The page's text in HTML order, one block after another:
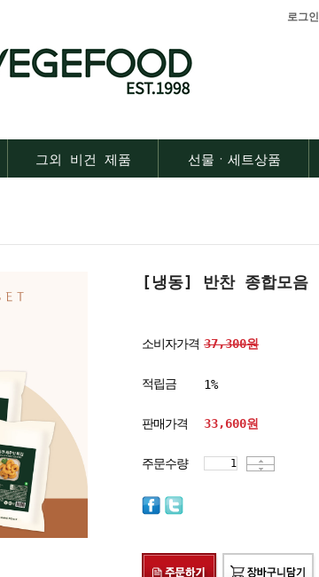
로그인
그외 비건 제품 선물ㆍ세트상품
[냉동] 반찬 종합모음
소비자가격 37,300원
적립금 1%
판매가격 33,600원
주문수량